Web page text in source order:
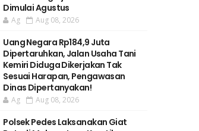
Dimulai Agustus
Ag Aug 08, 2026
Uang Negara Rp184,9 Juta
Dipertaruhkan, Jalan Usaha Tani
Kemiri Diduga Dikerjakan Tak
Sesuai Harapan, Pengawasan
Dinas Dipertanyakan!
Ag Aug 08, 2026
Polsek Pedes Laksanakan Giat